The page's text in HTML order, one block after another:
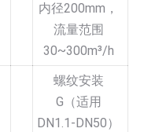
内径200mm，
流量范围
30~300m³/h
螺纹安装
G（适用
DN1.1-DN50）